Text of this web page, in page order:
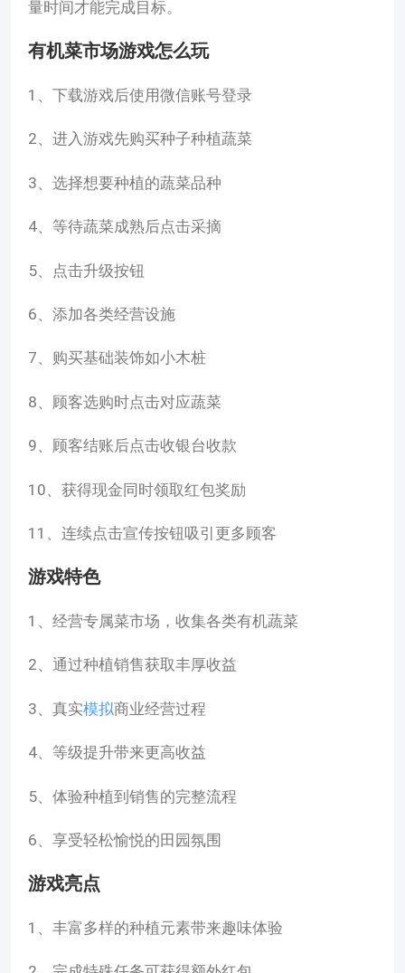
量时间才能完成目标。
有机菜市场游戏怎么玩
1、下载游戏后使用微信账号登录
2、进入游戏先购买种子种植蔬菜
3、选择想要种植的蔬菜品种
4、等待蔬菜成熟后点击采摘
5、点击升级按钮
6、添加各类经营设施
7、购买基础装饰如小木桩
8、顾客选购时点击对应蔬菜
9、顾客结账后点击收银台收款
10、获得现金同时领取红包奖励
11、连续点击宣传按钮吸引更多顾客
游戏特色
1、经营专属菜市场，收集各类有机蔬菜
2、通过种植销售获取丰厚收益
3、真实模拟商业经营过程
4、等级提升带来更高收益
5、体验种植到销售的完整流程
6、享受轻松愉悦的田园氛围
游戏亮点
1、丰富多样的种植元素带来趣味体验